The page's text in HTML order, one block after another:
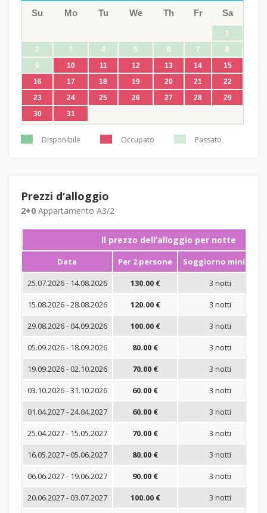
Su Mo Tu We Th Fr Sa
1
2
3 4 5 6 7
8
9
10 11 12 13 14
15
16
17 18 19 20 21
22
23
24 25 26 27 28
29
30
31
Disponibile Occupato Passato
Prezzi dʼalloggio
2+0 Appartamento A3/2
Il prezzo dellʼalloggio per notte
Data Per 2 persone
Soggiorno minimo
25.07.2026 - 14.08.2026
130.00 €
3 notti
15.08.2026 - 28.08.2026
120.00 €
3 notti
29.08.2026 - 04.09.2026
100.00 €
3 notti
05.09.2026 - 18.09.2026
80.00 €
3 notti
19.09.2026 - 02.10.2026
70.00 €
3 notti
03.10.2026 - 31.10.2026
60.00 €
3 notti
01.04.2027 - 24.04.2027
60.00 €
3 notti
25.04.2027 - 15.05.2027
70.00 €
3 notti
16.05.2027 - 05.06.2027
80.00 €
3 notti
06.06.2027 - 19.06.2027
90.00 €
3 notti
20.06.2027 - 03.07.2027
100.00 € 3 notti